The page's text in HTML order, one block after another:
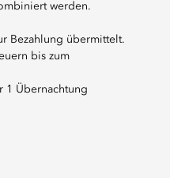
werden.
Bezahlung übermittelt.
bis zum
1 Übernachtung